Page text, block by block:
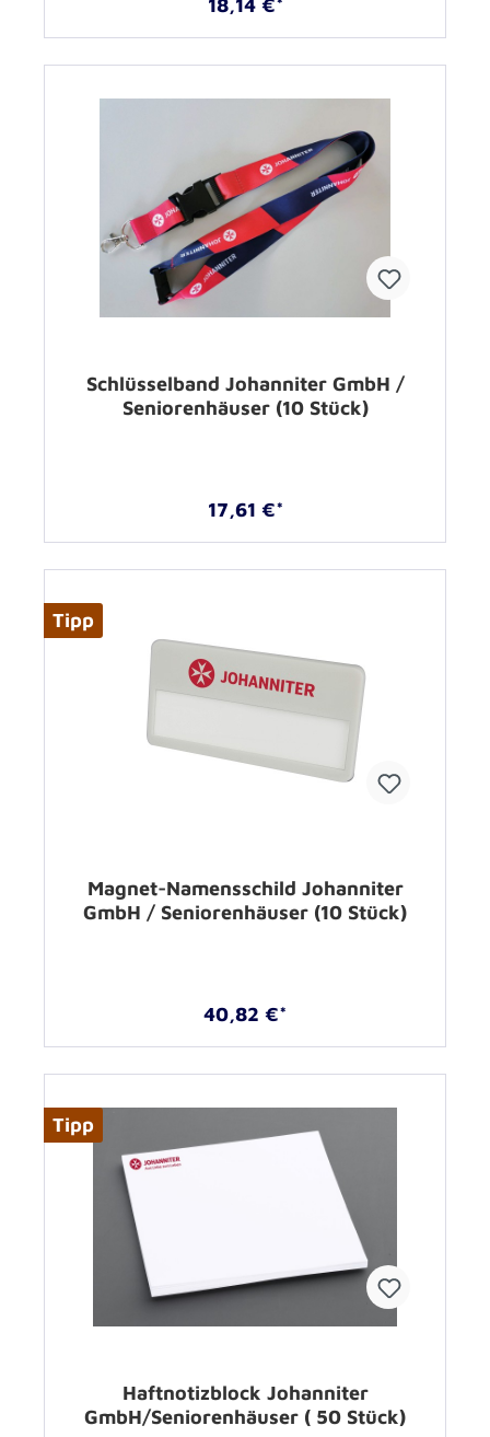
18,14 €*
Schlüsselband Johanniter GmbH /
Seniorenhäuser (10 Stück)
17,61 €*
Tipp
Magnet-Namensschild Johanniter
GmbH / Seniorenhäuser (10 Stück)
40,82 €*
Tipp
Haftnotizblock Johanniter
GmbH/Seniorenhäuser ( 50 Stück)